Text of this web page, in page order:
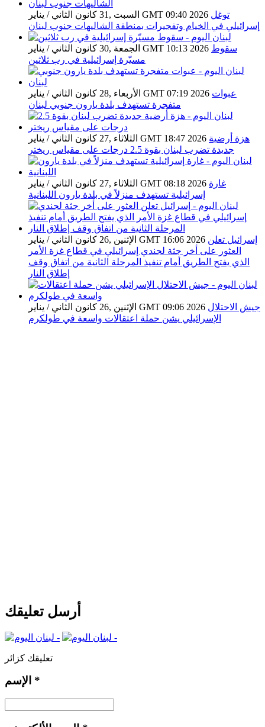
السبت ,31 كانون الثاني / يناير GMT 09:40 2026 توغل
إسرائيلي في الخيام وتفجيرات بمنطقة الشاليهات جنوب لبنان
الجمعة ,30 كانون الثاني / يناير GMT 10:13 2026 سقوط
مسيّرة إسرائيلية في رب ثلاثين
الأربعاء ,28 كانون الثاني / يناير GMT 07:19 2026 عبوات
متفجرة تستهدف بلدة يارون جنوبي لبنان
الثلاثاء ,27 كانون الثاني / يناير GMT 18:47 2026 هزة أرضية
جديدة تضرب لبنان بقوة 2.5 درجات على مقياس ريختر
الثلاثاء ,27 كانون الثاني / يناير GMT 08:18 2026 غارة
إسرائيلية تستهدف منزلاً في بلدة يارون اللبنانية
الإثنين ,26 كانون الثاني / يناير GMT 16:06 2026 إسرائيل تعلن
العثور على أخر جثة لجندي إسرائيلي في قطاع غزة الأمر
الذي يفتح الطريق أمام تنفيذ المرحلة الثانية من اتفاق وقف
إطلاق النار
الإثنين ,26 كانون الثاني / يناير GMT 09:06 2026 جيش الاحتلال
الإسرائيلي يشن حملة اعتقالات واسعة في طولكرم
أرسل تعليقك
تعليقك كزائر
*